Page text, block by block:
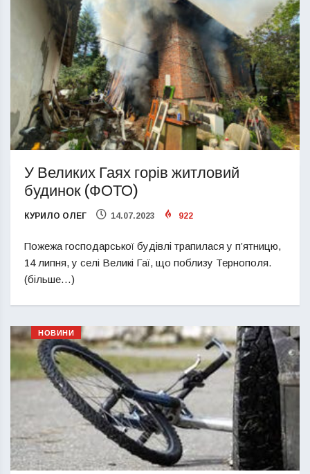
У Великих Гаях горів житловий
будинок (ФОТО)
КУРИЛО ОЛЕГ 14.07.2023 922
Пожежа господарської будівлі трапилася у п’ятницю,
14 липня, у селі Великі Гаї, що поблизу Тернополя.
(більше…)
НОВИНИ